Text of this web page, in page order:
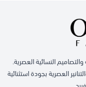
النسائية العصرية.
العصرية بجودة استثنائية